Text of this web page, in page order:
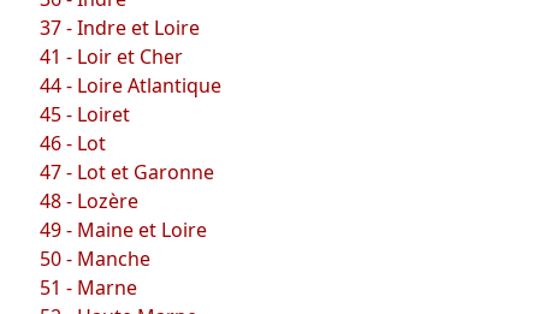
37 - Indre et Loire
41 - Loir et Cher
44 - Loire Atlantique
45 - Loiret
46 - Lot
47 - Lot et Garonne
48 - Lozère
49 - Maine et Loire
50 - Manche
51 - Marne